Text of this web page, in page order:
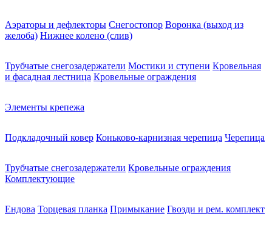
Аэраторы и дефлекторы Снегостопор Воронка (выход из
желоба) Нижнее колено (слив)
Трубчатые снегозадержатели Мостики и ступени Кровельная
и фасадная лестница Кровельные ограждения
Элементы крепежа
Подкладочный ковер Коньково-карнизная черепица Черепица
Трубчатые снегозадержатели Кровельные ограждения
Комплектующие
Ендова Торцевая планка Примыкание Гвозди и рем. комплект